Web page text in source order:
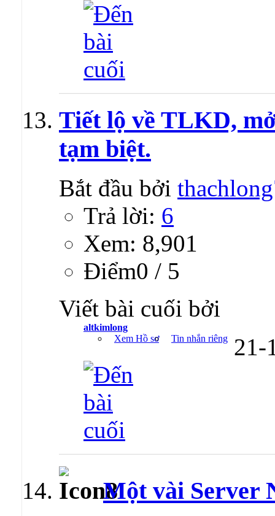
Tiết lộ về TLKD,
tạm biệt.
Bắt đầu bởi
Trả lời: 6
Xem: 8,901
Ðiểm0 / 5
Viết bài cuối bởi
altkimlong
Xem Hồ sơ
Tin nhắn riêng 21-
Một vài Server